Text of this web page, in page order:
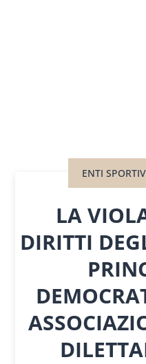
ENTI
LA
DIRITTI